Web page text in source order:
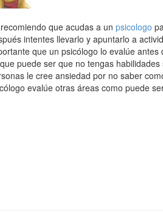
que acudas a un psicologo
intentes llevarlo y apuntarlo a
que un psicólogo lo evalúe
puede ser que no tengas
le cree ansiedad por no saber
evalúe otras áreas como puede